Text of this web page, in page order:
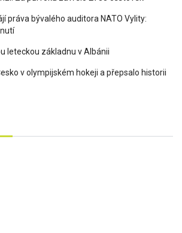
práva bývalého auditora NATO Vylity:
leteckou základnu v Albánii
v olympijském hokeji a přepsalo historii